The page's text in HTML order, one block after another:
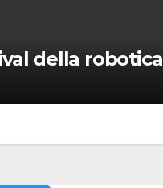
della robotica